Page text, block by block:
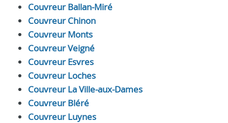
Couvreur Ballan-Miré
Couvreur Chinon
Couvreur Monts
Couvreur Veigné
Couvreur Esvres
Couvreur Loches
Couvreur La Ville-aux-Dames
Couvreur Bléré
Couvreur Luynes